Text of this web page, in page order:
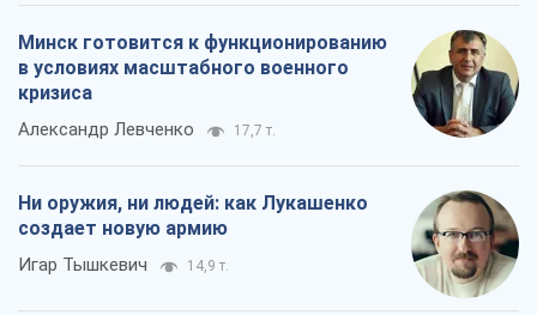
Минск готовится к функционированию
в условиях масштабного военного
кризиса
Александр Левченко 17,7 т.
Ни оружия, ни людей: как Лукашенко
создает новую армию
Игар Тышкевич 14,9 т.